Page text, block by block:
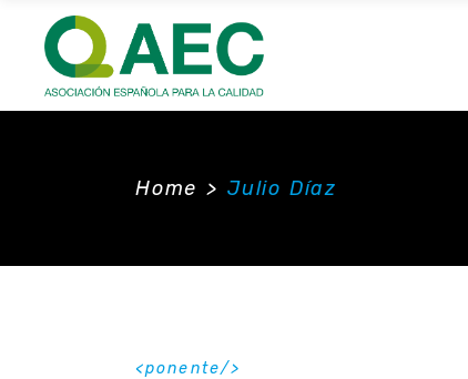
Home > Julio Díaz
ponente